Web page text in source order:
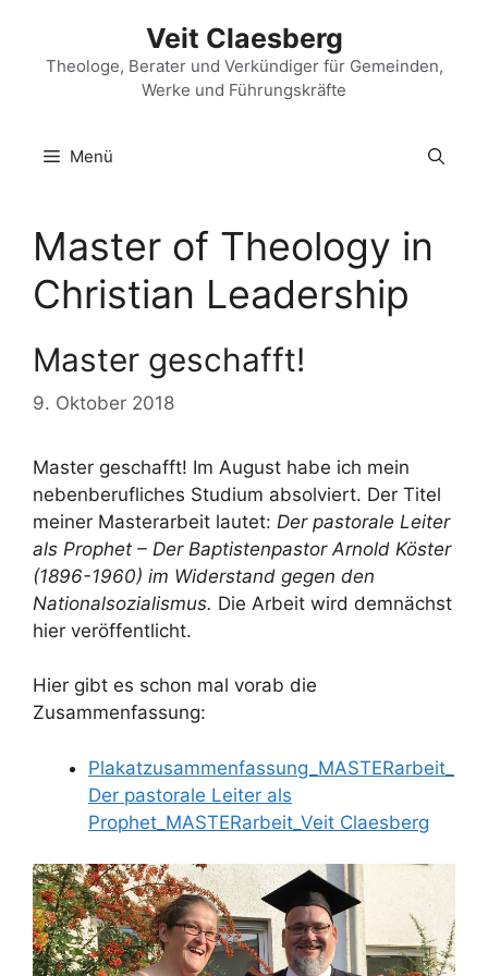
springen
Veit Claesberg
Theologe, Berater und Verkündiger für Gemeinden,
Werke und Führungskräfte
Menü
Master of Theology in
Christian Leadership
Master geschafft!
9. Oktober 2018
Master geschafft! Im August habe ich mein
nebenberufliches Studium absolviert. Der Titel
meiner Masterarbeit lautet: Der pastorale Leiter
als Prophet – Der Baptistenpastor Arnold Köster
(1896-1960) im Widerstand gegen den
Nationalsozialismus. Die Arbeit wird demnächst
hier veröffentlicht.
Hier gibt es schon mal vorab die
Zusammenfassung:
Plakatzusammenfassung_MASTERarbeit_
Der pastorale Leiter als
Prophet_MASTERarbeit_Veit Claesberg